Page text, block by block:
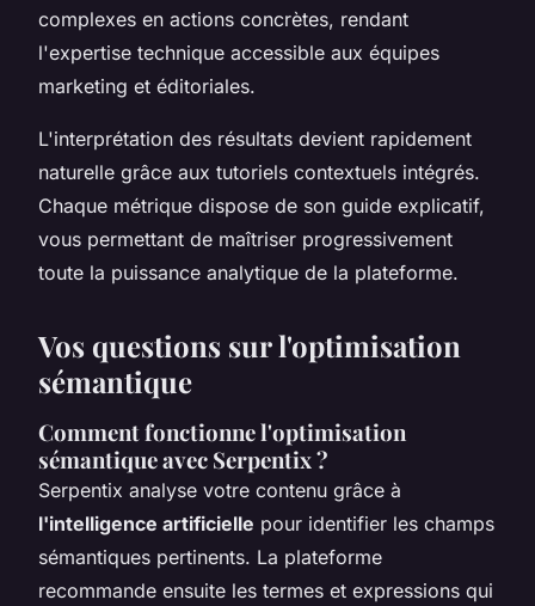
complexes en actions concrètes, rendant
l'expertise technique accessible aux équipes
marketing et éditoriales.
L'interprétation des résultats devient rapidement
naturelle grâce aux tutoriels contextuels intégrés.
Chaque métrique dispose de son guide explicatif,
vous permettant de maîtriser progressivement
toute la puissance analytique de la plateforme.
Vos questions sur l'optimisation
sémantique
Comment fonctionne l'optimisation
sémantique avec Serpentix ?
Serpentix analyse votre contenu grâce à
l'intelligence artificielle pour identifier les champs
sémantiques pertinents. La plateforme
recommande ensuite les termes et expressions qui